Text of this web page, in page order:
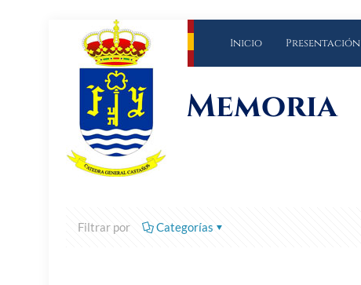
Inicio Presentación
Memoria
Filtrar por Categorías